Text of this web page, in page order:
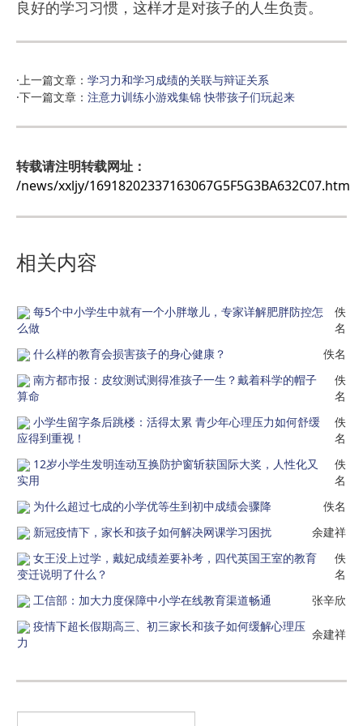
良好的学习习惯，这样才是对孩子的人生负责。
·上一篇文章： 学习力和学习成绩的关联与辩证关系
·下一篇文章： 注意力训练小游戏集锦 快带孩子们玩起来
转载请注明转载网址：
/news/xxljy/16918202337163067G5F5G3BA632C07.htm
相关内容
每5个中小学生中就有一个小胖墩儿，专家详解肥胖防控怎
么做
佚
名
什么样的教育会损害孩子的身心健康？
佚名
南方都市报：皮纹测试测得准孩子一生？戴着科学的帽子
算命
佚
名
小学生留字条后跳楼：活得太累 青少年心理压力如何舒缓
应得到重视！
佚
名
12岁小学生发明连动互换防护窗斩获国际大奖，人性化又
实用
佚
名
为什么超过七成的小学优等生到初中成绩会骤降
佚名
新冠疫情下，家长和孩子如何解决网课学习困扰
余建祥
女王没上过学，戴妃成绩差要补考，四代英国王室的教育
变迁说明了什么？
佚
名
工信部：加大力度保障中小学在线教育渠道畅通
张辛欣
疫情下超长假期高三、初三家长和孩子如何缓解心理压
力
余建祥